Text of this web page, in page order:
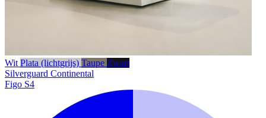
Wit Plata (lichtgrijs) Taupe Zwart
Silverguard Continental
Figo S4